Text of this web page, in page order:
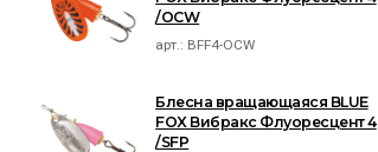
/OCW
арт.: BFF4-OCW
Блесна вращающаяся BLUE
FOX Вибракс Флуоресцент 4
/SFP